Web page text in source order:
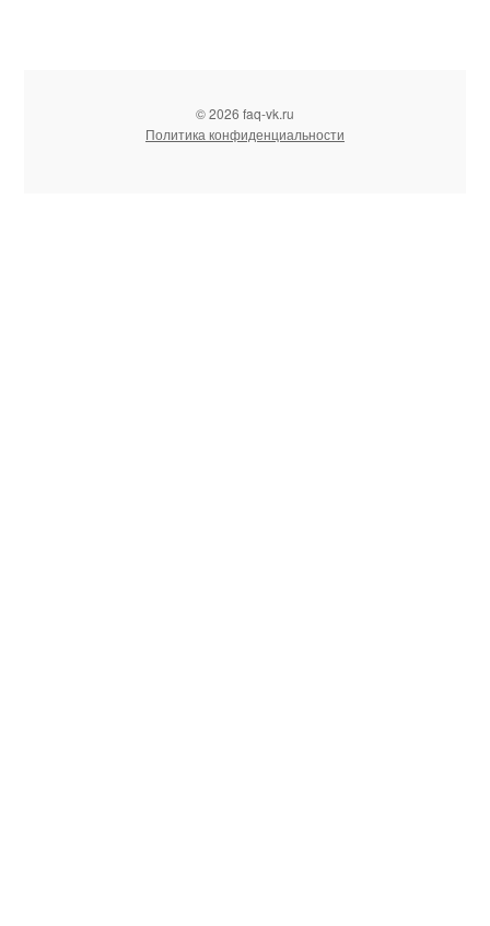
© 2026 faq-vk.ru
Политика конфиденциальности